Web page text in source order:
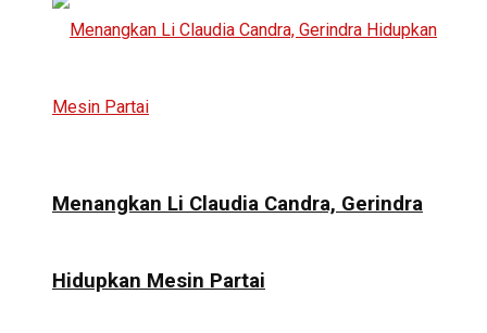
Menangkan Li Claudia Candra, Gerindra
Hidupkan Mesin Partai